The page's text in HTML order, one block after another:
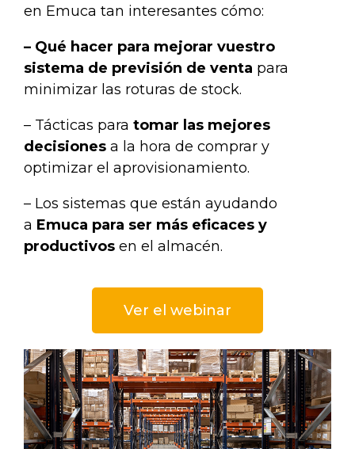
en Emuca tan interesantes cómo:
– Qué hacer para mejorar vuestro
sistema de previsión de venta para
minimizar las roturas de stock.
– Tácticas para tomar las mejores
decisiones a la hora de comprar y
optimizar el aprovisionamiento.
– Los sistemas que están ayudando
a Emuca para ser más eficaces y
productivos en el almacén.
Ver el webinar